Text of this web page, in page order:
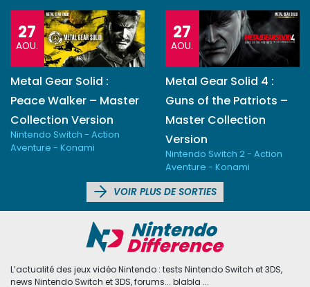
27
AOU.
Metal Gear Solid :
Peace Walker – Master
Collection Version
Nintendo Switch - Action
Aventure - Konami
27
AOU.
Metal Gear Solid 4 :
Guns of the Patriots –
Master Collection
Version
Nintendo Switch 2 - Action
Aventure - Konami
VOIR PLUS DE SORTIES
L’actualité des jeux vidéo Nintendo : tests Nintendo Switch et 3DS,
news Nintendo Switch et 3DS, forums... blabla ...